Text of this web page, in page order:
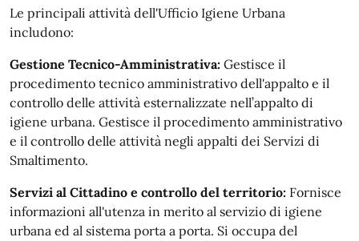
Le principali attività dell'Ufficio Igiene Urbana
includono:
Gestione Tecnico-Amministrativa: Gestisce il
procedimento tecnico amministrativo dell'appalto e il
controllo delle attività esternalizzate nell’appalto di
igiene urbana. Gestisce il procedimento amministrativo
e il controllo delle attività negli appalti dei Servizi di
Smaltimento.
Servizi al Cittadino e controllo del territorio: Fornisce
informazioni all'utenza in merito al servizio di igiene
urbana ed al sistema porta a porta. Si occupa del